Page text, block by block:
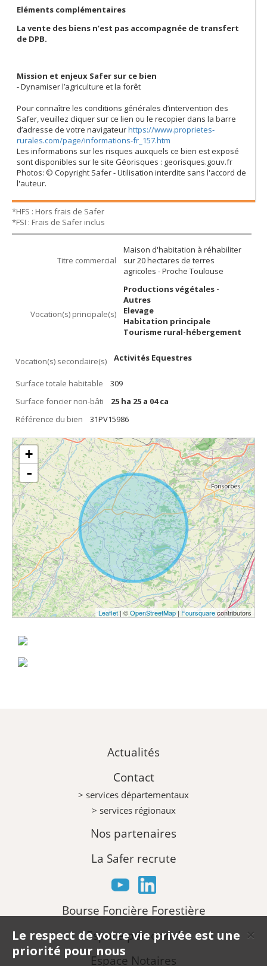
Eléments complémentaires
La vente des biens n’est pas accompagnée de transfert
de DPB.
Mission et enjeux Safer sur ce bien
- Dynamiser l’agriculture et la forêt
Pour connaître les conditions générales d’intervention des
Safer, veuillez cliquer sur ce lien ou le recopier dans la barre
d’adresse de votre navigateurhttps://www.proprietes-
rurales.com/page/informations-fr_157.htm
Les informations sur les risques auxquels ce bien est exposé
sont disponibles sur le site Géorisques : georisques.gouv.fr
Photos: © Copyright Safer - Utilisation interdite sans l'accord de
l'auteur.
*HFS : Hors frais de Safer
*FSI : Frais de Safer inclus
Titre commercial
Maison d'habitation à réhabiliter
sur 20 hectares de terres
agricoles - Proche Toulouse
Vocation(s) principale(s)
Productions végétales -
Autres
Elevage
Habitation principale
Tourisme rural-hébergement
Vocation(s) secondaire(s) Activités Equestres
Surface totale habitable
309
Surface foncier non-bâti
25 ha 25 a 04 ca
Référence du bien
31PV15986
+
-
Leaflet | ©OpenStreetMap | Foursquarecontributors
Actualités
Contact
> services départementaux
> services régionaux
Nos partenaires
La Safer recrute
Bourse Foncière Forestière
Espace personnel
Espace Notaires
✕
Le respect de votre vie privée est une
priorité pour nous